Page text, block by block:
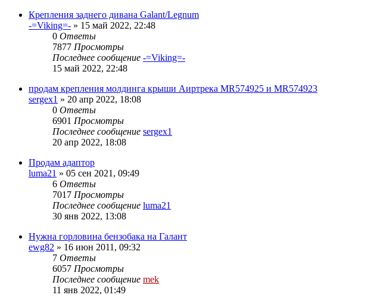
Крепления заднего дивана Galant/Legnum
-=Viking=- » 15 май 2022, 22:48
0 Ответы
7877 Просмотры
Последнее сообщение -=Viking=-
15 май 2022, 22:48
продам крепления молдинга крыши Аиртрека MR574925 и MR574923
sergex1 » 20 апр 2022, 18:08
0 Ответы
6901 Просмотры
Последнее сообщение sergex1
20 апр 2022, 18:08
Продам адаптор
luma21 » 05 сен 2021, 09:49
6 Ответы
7017 Просмотры
Последнее сообщение luma21
30 янв 2022, 13:08
Нужна горловина бензобака на Галант
ewg82 » 16 июн 2011, 09:32
7 Ответы
6057 Просмотры
Последнее сообщение mek
11 янв 2022, 01:49